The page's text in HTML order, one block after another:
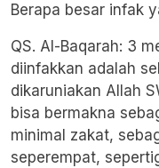
Berapa besar infak
QS. Al-Baqarah: 3
diinfakkan adalah
dikaruniakan Allah
bisa bermakna
minimal zakat,
seperempat,